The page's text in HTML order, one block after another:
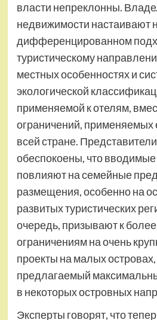
власти непреклонны.
недвижимости настаивают
дифференцированном
туристическому
местных особенностях и
экологической
применяемой к отелям,
ограничений, применяемых
всей стране.
обеспокоены, что
повлияют на семейные
размещения, особенно на
развитых туристических
очередь, призывают к
ограничениям на очень
проекты на малых
предлагаемый
в некоторых островных
Эксперты говорят, что